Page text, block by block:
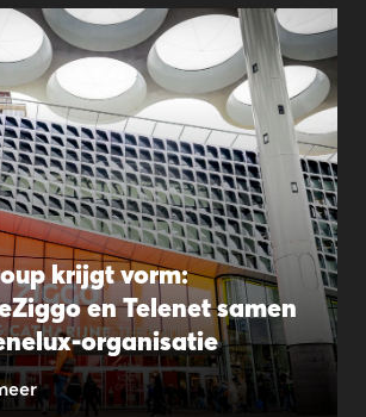
krijgt vorm:
en Telenet samen
organisatie